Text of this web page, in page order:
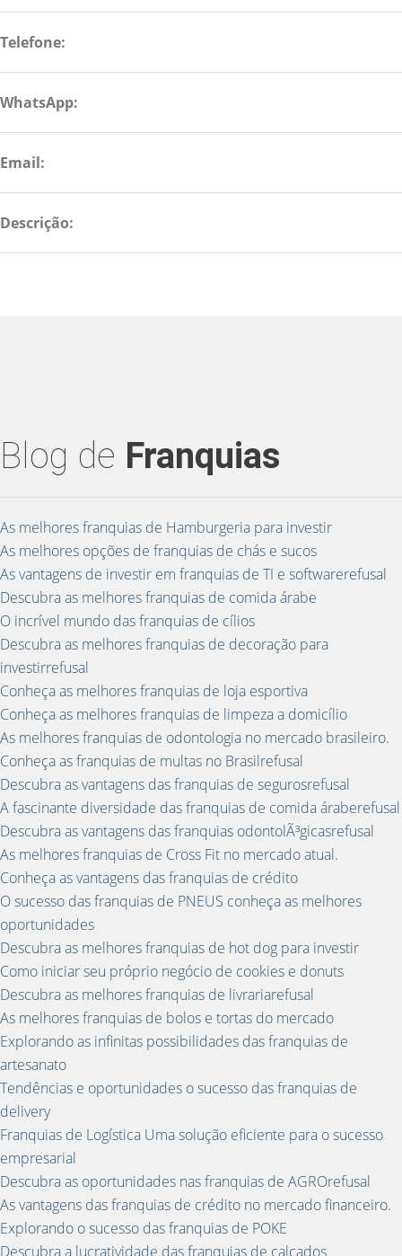
Telefone:
WhatsApp:
Email:
Descrição:
Blog de Franquias
As melhores franquias de Hamburgeria para investir
As melhores opções de franquias de chás e sucos
As vantagens de investir em franquias de TI e softwarerefusal
Descubra as melhores franquias de comida árabe
O incrível mundo das franquias de cílios
Descubra as melhores franquias de decoração para
investirrefusal
Conheça as melhores franquias de loja esportiva
Conheça as melhores franquias de limpeza a domicílio
As melhores franquias de odontologia no mercado brasileiro.
Conheça as franquias de multas no Brasilrefusal
Descubra as vantagens das franquias de segurosrefusal
A fascinante diversidade das franquias de comida áraberefusal
Descubra as vantagens das franquias odontolÃ³gicasrefusal
As melhores franquias de Cross Fit no mercado atual.
Conheça as vantagens das franquias de crédito
O sucesso das franquias de PNEUS conheça as melhores
oportunidades
Descubra as melhores franquias de hot dog para investir
Como iniciar seu próprio negócio de cookies e donuts
Descubra as melhores franquias de livrariarefusal
As melhores franquias de bolos e tortas do mercado
Explorando as infinitas possibilidades das franquias de
artesanato
Tendências e oportunidades o sucesso das franquias de
delivery
Franquias de Logística Uma solução eficiente para o sucesso
empresarial
Descubra as oportunidades nas franquias de AGROrefusal
As vantagens das franquias de crédito no mercado financeiro.
Explorando o sucesso das franquias de POKE
Descubra a lucratividade das franquias de calçados